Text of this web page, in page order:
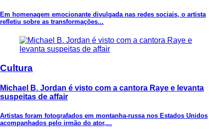
Em homenagem emocionante divulgada nas redes sociais, o artista
refletiu sobre as transformações...
Cultura
Michael B. Jordan é visto com a cantora Raye e levanta
suspeitas de affair
Artistas foram fotografados em montanha-russa nos Estados Unidos
acompanhados pelo irmão do ator,...